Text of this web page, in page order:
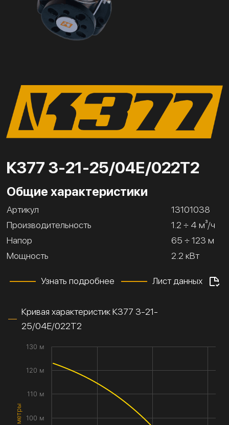
К377 3-21-25/04Е/022Т2
Общие характеристики
Артикул
13101038
Производительность
1.2 ÷ 4 м³/ч
Напор
65 ÷ 123 м
Мощность
2.2 кВт
Узнать подробнее Лист данных
Кривая характеристик К377 3-21-
25/04Е/022Т2
100 м
110 м
120 м
130 м